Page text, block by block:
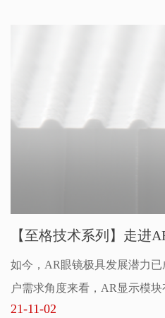
【至格技术系列】走
光栅设计
如今，AR眼镜极具发展潜力已
户需求角度来看，AR显示模
趋势：轻薄舒适、沉浸感强、
21-11-02